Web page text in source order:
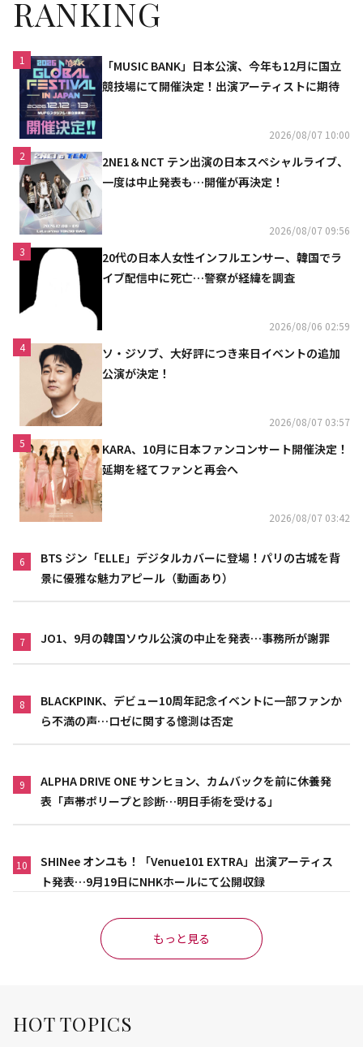
RANKING
1
「MUSIC BANK」日本公演、今年も12月に国立
競技場にて開催決定！出演アーティストに期待
2026/08/07 10:00
2
2NE1＆NCT テン出演の日本スペシャルライブ、
一度は中止発表も…開催が再決定！
2026/08/07 09:56
3
20代の日本人女性インフルエンサー、韓国でラ
イブ配信中に死亡…警察が経緯を調査
2026/08/06 02:59
4
ソ・ジソブ、大好評につき来日イベントの追加
公演が決定！
2026/08/07 03:57
5
KARA、10月に日本ファンコンサート開催決定！
延期を経てファンと再会へ
2026/08/07 03:42
6
BTS ジン「ELLE」デジタルカバーに登場！パリの古城を背
景に優雅な魅力アピール（動画あり）
7 JO1、9月の韓国ソウル公演の中止を発表…事務所が謝罪
8
BLACKPINK、デビュー10周年記念イベントに一部ファンか
ら不満の声…ロゼに関する憶測は否定
9
ALPHA DRIVE ONE サンヒョン、カムバックを前に休養発
表「声帯ポリープと診断…明日手術を受ける」
10
SHINee オンユも！「Venue101 EXTRA」出演アーティス
ト発表…9月19日にNHKホールにて公開収録
もっと見る
HOT TOPICS